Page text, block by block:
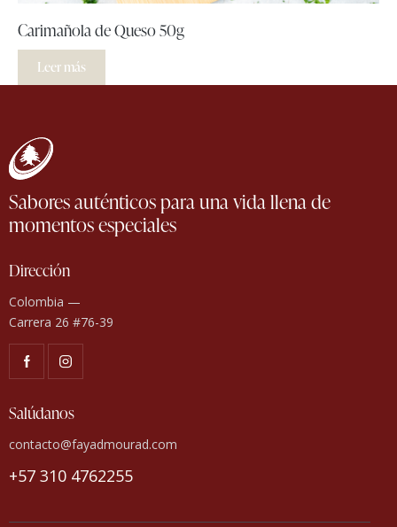
Carimañola de Queso 50g
Leer más
Sabores auténticos para una vida llena de
momentos especiales
Dirección
Colombia —
Carrera 26 #76-39
Salúdanos
contacto@fayadmourad.com
+57 310 4762255